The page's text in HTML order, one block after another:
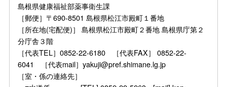
島根県健康福祉部薬事衛生課
［郵便］〒690-8501 島根県松江市殿町１番地
［所在地(宅配便)］ 島根県松江市殿町２番地 島根県庁第２
分庁舎３階
［代表TEL］0852-22-6180 ［代表FAX］ 0852-22-
6041 ［代表mail］yakuji@pref.shimane.lg.jp
［室・係の連絡先］